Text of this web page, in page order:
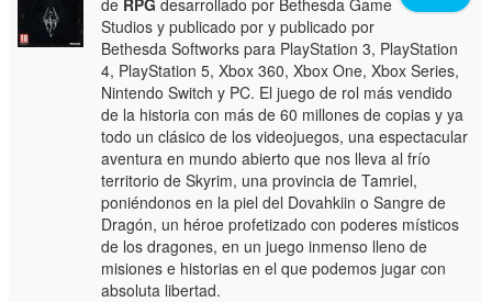
Studios y publicado por y publicado por
Bethesda Softworks para PlayStation 3, PlayStation
4, PlayStation 5, Xbox 360, Xbox One, Xbox Series,
Nintendo Switch y PC. El juego de rol más vendido
de la historia con más de 60 millones de copias y ya
todo un clásico de los videojuegos, una espectacular
aventura en mundo abierto que nos lleva al frío
territorio de Skyrim, una provincia de Tamriel,
poniéndonos en la piel del Dovahkiin o Sangre de
Dragón, un héroe profetizado con poderes místicos
de los dragones, en un juego inmenso lleno de
misiones e historias en el que podemos jugar con
absoluta libertad.